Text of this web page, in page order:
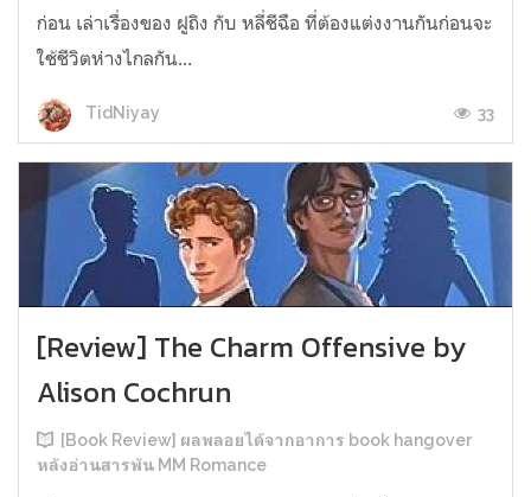
ก่อน เล่าเรื่องของ ฝูถิง กับ หลี่ชีฉือ ที่ต้องแต่งงานกันก่อนจะ
ใช้ชีวิตห่างไกลกัน...
TidNiyay 33
[Review] The Charm Offensive by
Alison Cochrun
[Book Review] ผลพลอยได้จากอาการ book hangover
หลังอ่านสารพัน MM Romance